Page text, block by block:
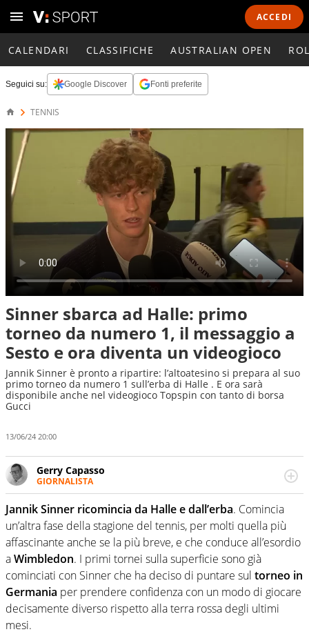
ACCEDI
CALENDARI CLASSIFICHE AUSTRALIAN OPEN
Seguici su: Google Discover Fonti preferite
TENNIS
Sinner sbarca ad Halle: primo
torneo da numero 1, il messaggio a
Sesto e ora diventa un videogioco
Jannik Sinner è pronto a ripartire: l’altoatesino si prepara al suo
primo torneo da numero 1 sull’erba di Halle . E ora sarà
disponibile anche nel videogioco Topspin con tanto di borsa
Gucci
13/06/24 20:00
Gerry Capasso
GIORNALISTA
Per lui gli sport americani non hanno segreti: basket,
football, baseball e la capacità innata di trovare la notizia
dove altri non vedono granché
Jannik Sinner ricomincia da Halle e dall’erba. Comincia
un’altra fase della stagione del tennis, per molti quella più
affascinante anche se la più breve, e che conduce all’esordio
aWimbledon. I primi tornei sulla superficie sono già
cominciati con Sinner che ha deciso di puntare sul torneo in
Germania per prendere confidenza con un modo di giocare
decisamente diverso rispetto alla terra rossa degli ultimi
mesi.